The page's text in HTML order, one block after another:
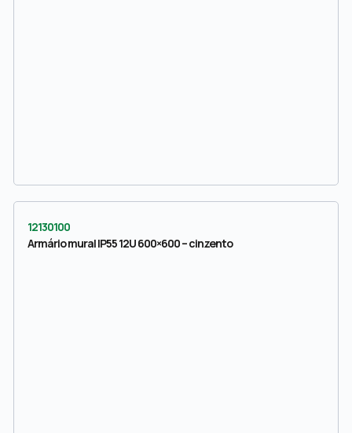
12130100
Armário mural IP55 12U 600×600 – cinzento